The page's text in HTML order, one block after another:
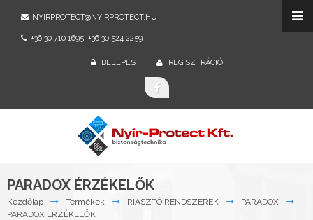
NYIRPROTECT@NYIRPROTECT.HU
+36 30 710 1695; +36 30 524 2259
BELÉPÉS REGISZTRÁCIÓ
PARADOX ÉRZÉKELŐK
Kezdőlap Termékek RIASZTÓ RENDSZEREK
PARADOX
PARADOX ÉRZÉKELŐK